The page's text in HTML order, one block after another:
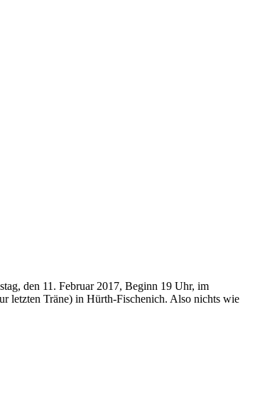
den 11. Februar 2017, Beginn 19 Uhr, im
letzten Träne) in Hürth-Fischenich. Also nichts wie